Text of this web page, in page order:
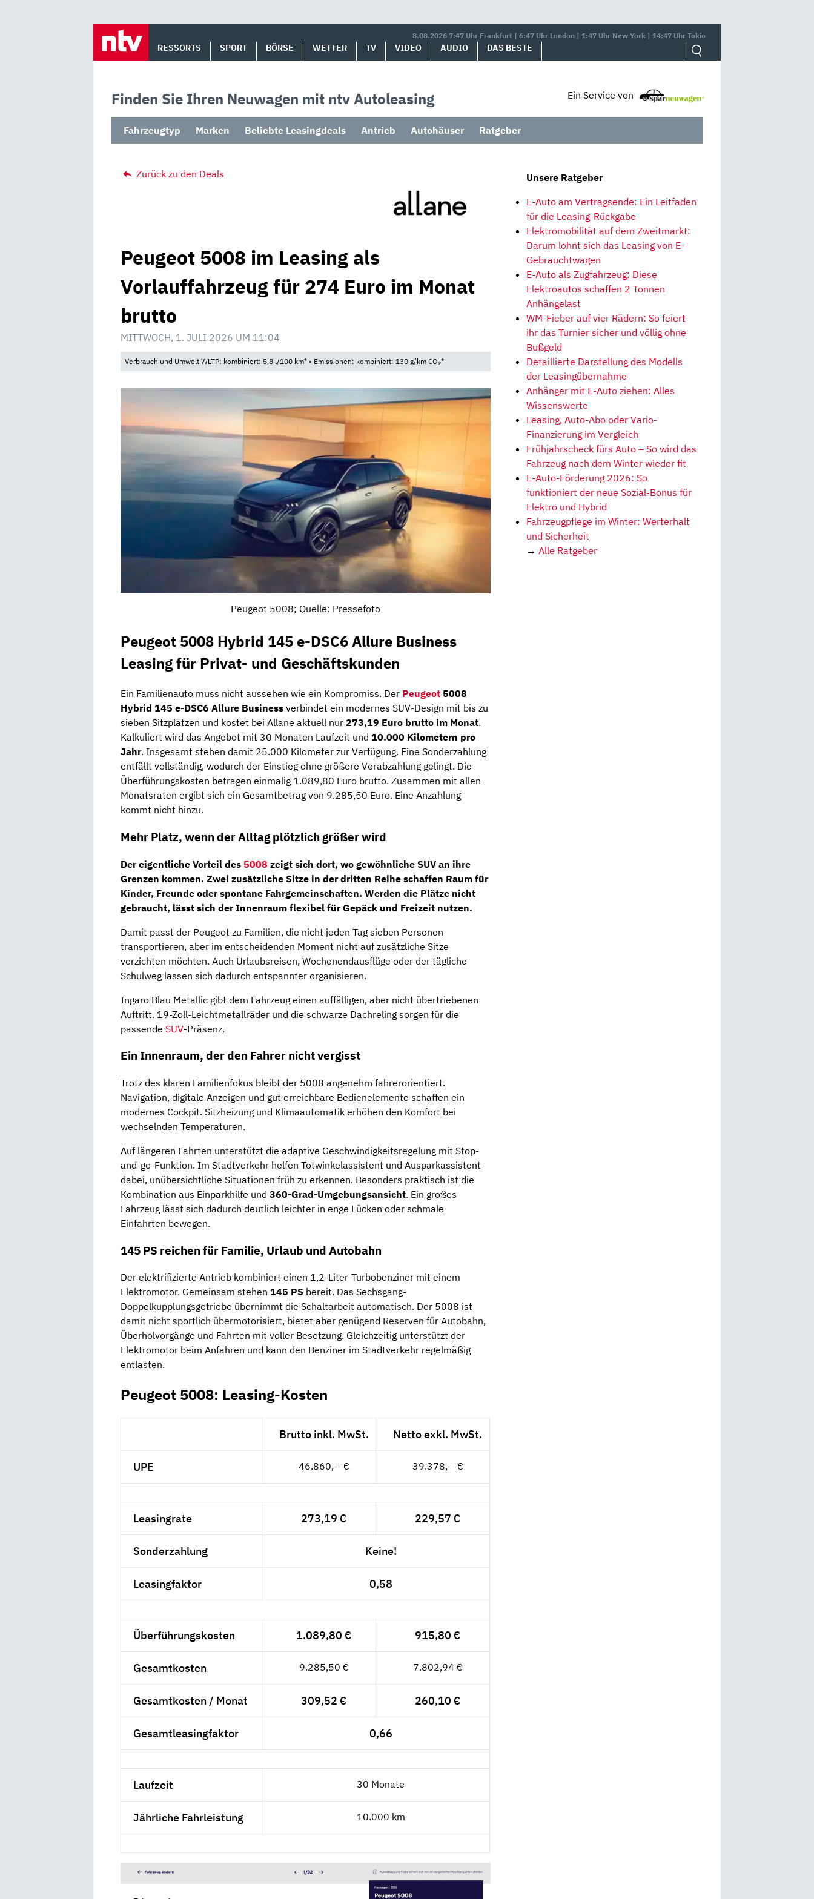
8.08.2026 7:47 Uhr Frankfurt | 6:47 Uhr London | 1:47 Uhr New York | 14:47 Uhr Tokio
RESSORTS SPORT BÖRSE WETTER TV VIDEO AUDIO DAS BESTE
Finden Sie Ihren Neuwagen mit ntv Autoleasing Ein Service von
Fahrzeugtyp Marken Beliebte Leasingdeals Antrieb Autohäuser Ratgeber
Zurück zu den Deals
Peugeot 5008 im Leasing als
Vorlauffahrzeug für 274 Euro im Monat
brutto
MITTWOCH, 1. JULI 2026 UM 11:04
Verbrauch und Umwelt WLTP: kombiniert: 5,8 l/100 km* • Emissionen: kombiniert: 130 g/km CO2*
Peugeot 5008; Quelle: Pressefoto
Peugeot 5008 Hybrid 145 e-DSC6 Allure Business
Leasing für Privat- und Geschäftskunden
Ein Familienauto muss nicht aussehen wie ein Kompromiss. Der Peugeot 5008
Hybrid 145 e-DSC6 Allure Business verbindet ein modernes SUV-Design mit bis zu
sieben Sitzplätzen und kostet bei Allane aktuell nur 273,19 Euro brutto im Monat.
Kalkuliert wird das Angebot mit 30 Monaten Laufzeit und 10.000 Kilometern pro
Jahr. Insgesamt stehen damit 25.000 Kilometer zur Verfügung. Eine Sonderzahlung
entfällt vollständig, wodurch der Einstieg ohne größere Vorabzahlung gelingt. Die
Überführungskosten betragen einmalig 1.089,80 Euro brutto. Zusammen mit allen
Monatsraten ergibt sich ein Gesamtbetrag von 9.285,50 Euro. Eine Anzahlung
kommt nicht hinzu.
Mehr Platz, wenn der Alltag plötzlich größer wird
Der eigentliche Vorteil des 5008 zeigt sich dort, wo gewöhnliche SUV an ihre
Grenzen kommen. Zwei zusätzliche Sitze in der dritten Reihe schaffen Raum für
Kinder, Freunde oder spontane Fahrgemeinschaften. Werden die Plätze nicht
gebraucht, lässt sich der Innenraum flexibel für Gepäck und Freizeit nutzen.
Damit passt der Peugeot zu Familien, die nicht jeden Tag sieben Personen
transportieren, aber im entscheidenden Moment nicht auf zusätzliche Sitze
verzichten möchten. Auch Urlaubsreisen, Wochenendausflüge oder der tägliche
Schulweg lassen sich dadurch entspannter organisieren.
Ingaro Blau Metallic gibt dem Fahrzeug einen auffälligen, aber nicht übertriebenen
Auftritt. 19-Zoll-Leichtmetallräder und die schwarze Dachreling sorgen für die
passende SUV-Präsenz.
Ein Innenraum, der den Fahrer nicht vergisst
Trotz des klaren Familienfokus bleibt der 5008 angenehm fahrerorientiert.
Navigation, digitale Anzeigen und gut erreichbare Bedienelemente schaffen ein
modernes Cockpit. Sitzheizung und Klimaautomatik erhöhen den Komfort bei
wechselnden Temperaturen.
Auf längeren Fahrten unterstützt die adaptive Geschwindigkeitsregelung mit Stop-
and-go-Funktion. Im Stadtverkehr helfen Totwinkelassistent und Ausparkassistent
dabei, unübersichtliche Situationen früh zu erkennen. Besonders praktisch ist die
Kombination aus Einparkhilfe und 360-Grad-Umgebungsansicht. Ein großes
Fahrzeug lässt sich dadurch deutlich leichter in enge Lücken oder schmale
Einfahrten bewegen.
145 PS reichen für Familie, Urlaub und Autobahn
Der elektrifizierte Antrieb kombiniert einen 1,2-Liter-Turbobenziner mit einem
Elektromotor. Gemeinsam stehen 145 PS bereit. Das Sechsgang-
Doppelkupplungsgetriebe übernimmt die Schaltarbeit automatisch. Der 5008 ist
damit nicht sportlich übermotorisiert, bietet aber genügend Reserven für Autobahn,
Überholvorgänge und Fahrten mit voller Besetzung. Gleichzeitig unterstützt der
Elektromotor beim Anfahren und kann den Benziner im Stadtverkehr regelmäßig
entlasten.
Peugeot 5008: Leasing-Kosten
Brutto inkl. MwSt. Netto exkl. MwSt.
UPE 46.860,-- € 39.378,-- €
Leasingrate 273,19 € 229,57 €
Sonderzahlung Keine!
Leasingfaktor 0,58
Überführungskosten 1.089,80 € 915,80 €
Gesamtkosten 9.285,50 € 7.802,94 €
Gesamtkosten / Monat 309,52 € 260,10 €
Gesamtleasingfaktor 0,66
Laufzeit 30 Monate
Jährliche Fahrleistung 10.000 km
Unsere Ratgeber
E-Auto am Vertragsende: Ein Leitfaden
für die Leasing-Rückgabe
Elektromobilität auf dem Zweitmarkt:
Darum lohnt sich das Leasing von E-
Gebrauchtwagen
E-Auto als Zugfahrzeug: Diese
Elektroautos schaffen 2 Tonnen
Anhängelast
WM-Fieber auf vier Rädern: So feiert
ihr das Turnier sicher und völlig ohne
Bußgeld
Detaillierte Darstellung des Modells
der Leasingübernahme
Anhänger mit E-Auto ziehen: Alles
Wissenswerte
Leasing, Auto-Abo oder Vario-
Finanzierung im Vergleich
Frühjahrscheck fürs Auto – So wird das
Fahrzeug nach dem Winter wieder fit
E-Auto-Förderung 2026: So
funktioniert der neue Sozial-Bonus für
Elektro und Hybrid
Fahrzeugpflege im Winter: Werterhalt
und Sicherheit
→ Alle Ratgeber